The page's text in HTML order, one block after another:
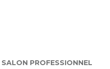
SALON PROFESSIONNEL